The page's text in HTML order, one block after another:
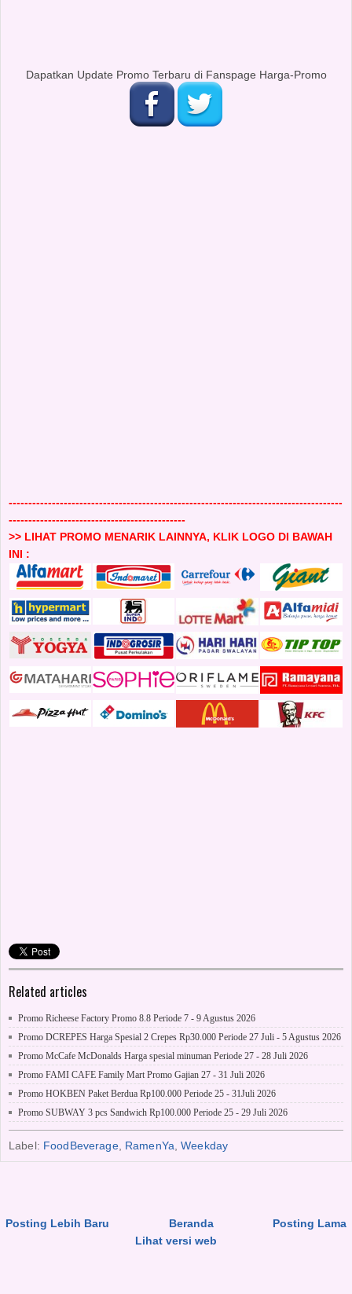
Dapatkan Update Promo Terbaru di Fanspage Harga-Promo
-------------------------------------------------------------------------------------
---------------------------------------------
>> LIHAT PROMO MENARIK LAINNYA, KLIK LOGO DI BAWAH
INI :
Related articles
Promo Richeese Factory Promo 8.8 Periode 7 - 9 Agustus 2026
Promo DCREPES Harga Spesial 2 Crepes Rp30.000 Periode 27 Juli - 5 Agustus 2026
Promo McCafe McDonalds Harga spesial minuman Periode 27 - 28 Juli 2026
Promo FAMI CAFE Family Mart Promo Gajian 27 - 31 Juli 2026
Promo HOKBEN Paket Berdua Rp100.000 Periode 25 - 31Juli 2026
Promo SUBWAY 3 pcs Sandwich Rp100.000 Periode 25 - 29 Juli 2026
Label: FoodBeverage, RamenYa ,Weekday
Posting Lebih Baru Posting Lama
Beranda
Lihat versi web